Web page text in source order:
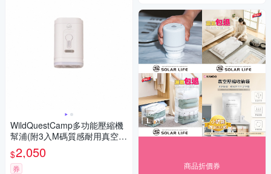
WildQuestCamp多功能壓縮機
幫浦(附3入M碼質感耐用真空
袋)
$2,050
券 商品折價券